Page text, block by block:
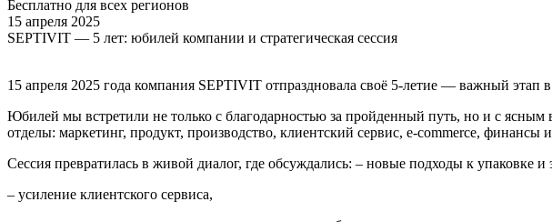
Бесплатно для всех регионов
15 апреля 2025
SEPTIVIT — 5 лет: юбилей компании и стратегическая сессия
15 апреля 2025 года компания SEPTIVIT отпраздновала своё 5-летие — важный
Юбилей мы встретили не только с благодарностью за пройденный путь, но и с ясным
отделы: маркетинг, продукт, производство, клиентский сервис, e-commerce, финансы
Сессия превратилась в живой диалог, где обсуждались: – новые подходы к упаковке и
– усиление клиентского сервиса,